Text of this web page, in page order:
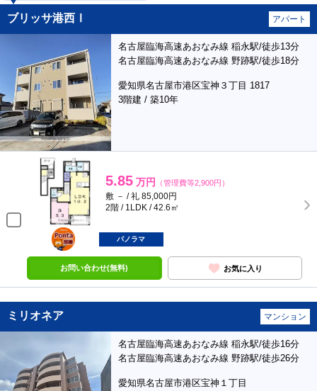
ブリッサ港西Ⅰ アパート
名古屋臨海高速あおなみ線 稲永駅/徒歩13分
名古屋臨海高速あおなみ線 野跡駅/徒歩18分
愛知県名古屋市港区宝神３丁目 1817
3階建 / 築10年
5.85 万円 （管理費等2,900円）
敷 － / 礼 85,000円
2階 / 1LDK / 42.6㎡
ポンタ
部屋
パノラマ
お問い合わせ(無料) お気に入り
ミリオネア マンション
名古屋臨海高速あおなみ線 稲永駅/徒歩16分
名古屋臨海高速あおなみ線 野跡駅/徒歩26分
愛知県名古屋市港区宝神１丁目